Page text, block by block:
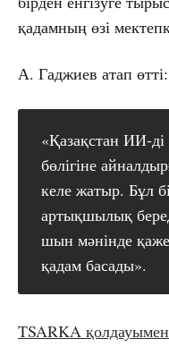
қадамның өзі
А. Гаджиев атап өтті:
«Қазақстан ИИ-ді
бөлігіне
келе жатыр. Бұл
артықшылық
шын мәнінде
қадам басады».
TSARKA қолдауымен